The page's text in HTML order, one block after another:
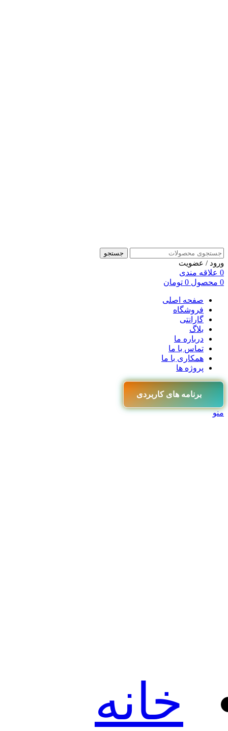
جستجو
ورود / عضویت
0 علاقه مندی
0 محصول 0 تومان
صفحه اصلی
فروشگاه
گارانتی
بلاگ
درباره ما
تماس با ما
همکاری با ما
پروژه ها
برنامه های کاربردی
منو
خانه